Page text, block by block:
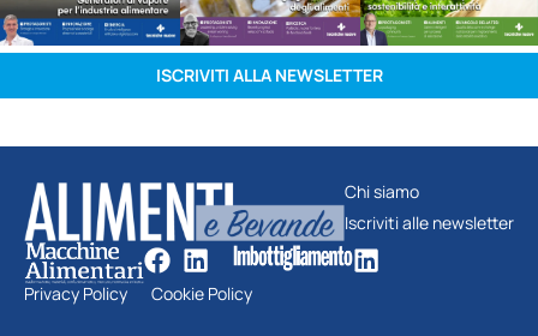
ISCRIVITI ALLA NEWSLETTER
Chi siamo
Iscriviti alle newsletter
Privacy Policy Cookie Policy